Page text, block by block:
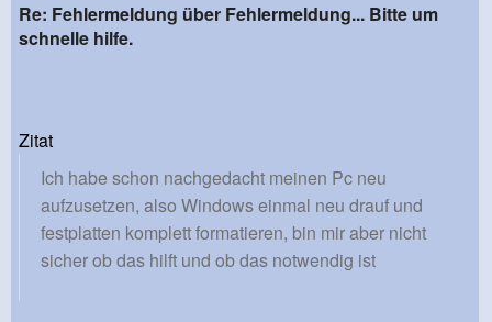
Re: Fehlermeldung über Fehlermeldung... Bitte um
schnelle hilfe.
Zitat
Ich habe schon nachgedacht meinen Pc neu
aufzusetzen, also Windows einmal neu drauf und
festplatten komplett formatieren, bin mir aber nicht
sicher ob das hilft und ob das notwendig ist